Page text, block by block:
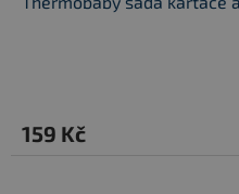
159 Kč